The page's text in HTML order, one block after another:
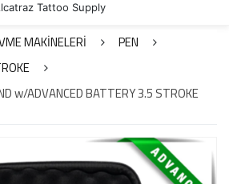
Tattoo Supply
MAKİNELERİ
PEN
w/ADVANCED BATTERY 3.5 STROKE